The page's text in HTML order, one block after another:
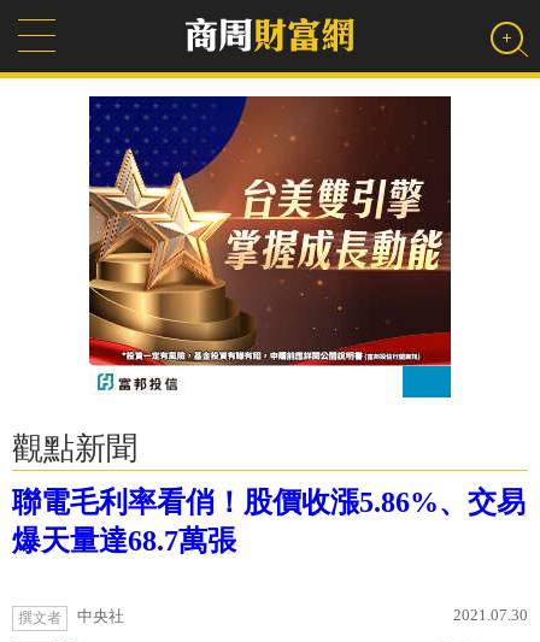
觀點新聞
聯電毛利率看俏！股價收漲5.86%、交易
爆天量達68.7萬張
撰文者 中央社 2021.07.30